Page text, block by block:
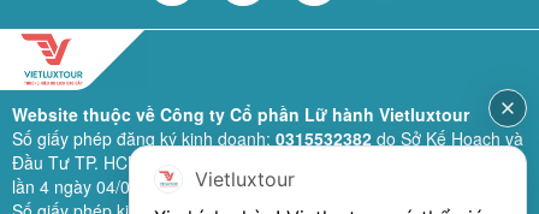
Website thuộc về Công ty Cổ phần Lữ hành Vietluxtour
Số giấy phép đăng ký kinh doanh: 0315532382do Sở Kế Hoạch và
Đầu Tư TP. HCM cấp lần đầu ngày 28/02/2019 (sửa đổi bổ sung
lần 4 ngày 04/06/2024). Vietluxtour